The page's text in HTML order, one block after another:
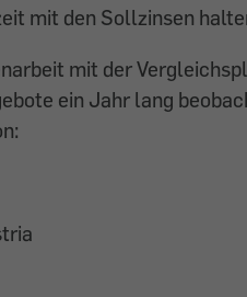
mit den Sollzinsen
mit der
ein Jahr lang